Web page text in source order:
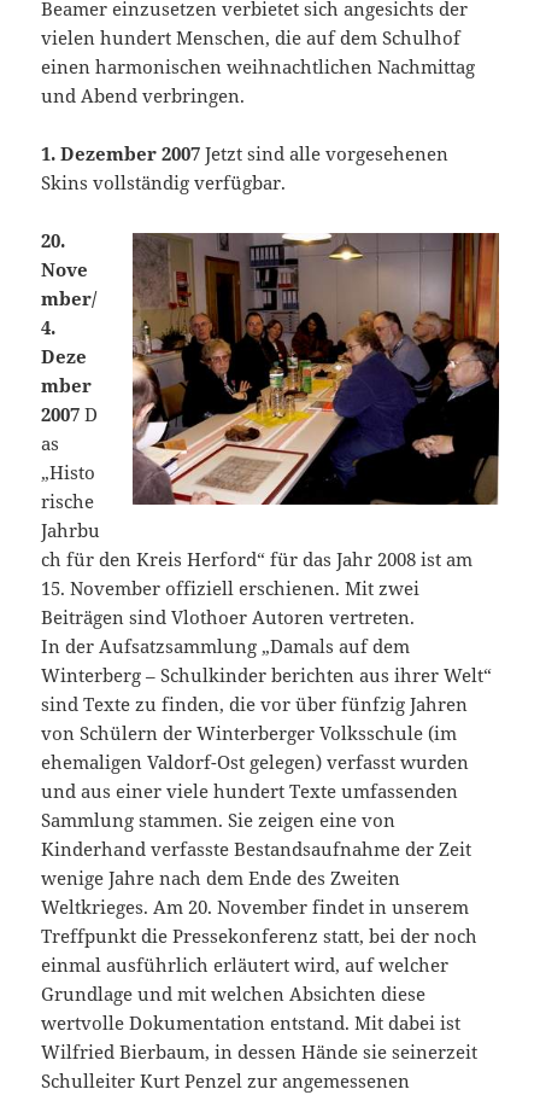
Beamer einzusetzen verbietet sich angesichts der
vielen hundert Menschen, die auf dem Schulhof
einen harmonischen weihnachtlichen Nachmittag
und Abend verbringen.
1. Dezember 2007 Jetzt sind alle vorgesehenen
Skins vollständig verfügbar.
20.
Nove
mber/
4.
Deze
mber
2007 D
as
„Histo
rische
Jahrbu
ch für den Kreis Herford“ für das Jahr 2008 ist am
15. November offiziell erschienen. Mit zwei
Beiträgen sind Vlothoer Autoren vertreten.
In der Aufsatzsammlung „Damals auf dem
Winterberg – Schulkinder berichten aus ihrer Welt“
sind Texte zu finden, die vor über fünfzig Jahren
von Schülern der Winterberger Volksschule (im
ehemaligen Valdorf-Ost gelegen) verfasst wurden
und aus einer viele hundert Texte umfassenden
Sammlung stammen. Sie zeigen eine von
Kinderhand verfasste Bestandsaufnahme der Zeit
wenige Jahre nach dem Ende des Zweiten
Weltkrieges. Am 20. November findet in unserem
Treffpunkt die Pressekonferenz statt, bei der noch
einmal ausführlich erläutert wird, auf welcher
Grundlage und mit welchen Absichten diese
wertvolle Dokumentation entstand. Mit dabei ist
Wilfried Bierbaum, in dessen Hände sie seinerzeit
Schulleiter Kurt Penzel zur angemessenen